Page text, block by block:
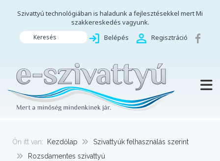
Szivattyú technológiában is haladunk a fejlesztésekkel mert Mi
szakkereskedés vagyunk.
Keresés Belépés Regisztráció
Ön itt van: Kezdőlap
Szivattyúk felhasználás szerint
Rozsdamentes szivattyú